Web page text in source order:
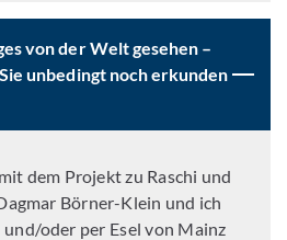
von der Welt gesehen –
unbedingt noch erkunden
dem Projekt zu Raschi und
Börner-Klein und ich
und/oder per Esel von Mainz